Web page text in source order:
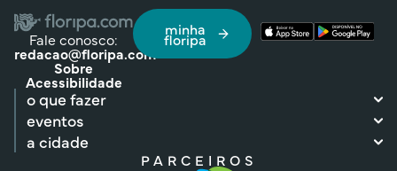
Fale conosco:
redacao@floripa.com
Sobre
Acessibilidade
minha
floripa
o que fazer
eventos
a cidade
PARCEIROS